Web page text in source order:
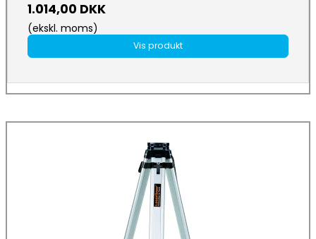
1.014,00 DKK
(ekskl. moms)
Vis produkt